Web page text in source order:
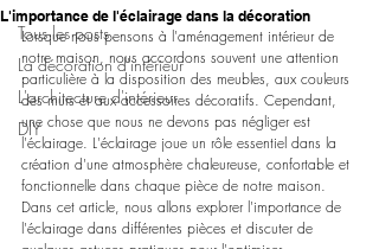
Tous les posts
La décoration d'intérieur
L'architecture d'intérieur
DIY
L'importance de l'éclairage dans la décoration
Lorsque nous pensons à l'aménagement intérieur de
notre maison, nous accordons souvent une attention
particulière à la disposition des meubles, aux couleurs
des murs et aux accessoires décoratifs. Cependant,
une chose que nous ne devons pas négliger est
l'éclairage. L'éclairage joue un rôle essentiel dans la
création d'une atmosphère chaleureuse, confortable et
fonctionnelle dans chaque pièce de notre maison.
Dans cet article, nous allons explorer l'importance de
l'éclairage dans différentes pièces et discuter de